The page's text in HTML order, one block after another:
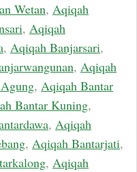
Wetan, Aqiqah
, Aqiqah
, Aqiqah Banjarsari,
, Aqiqah
, Aqiqah Bantar
Bantar Kuning,
, Aqiqah
, Aqiqah Bantarjati,
, Aqiqah